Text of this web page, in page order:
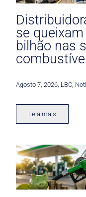
se
bilhão nas
Agosto 7, 2026 LBC
Leia mais